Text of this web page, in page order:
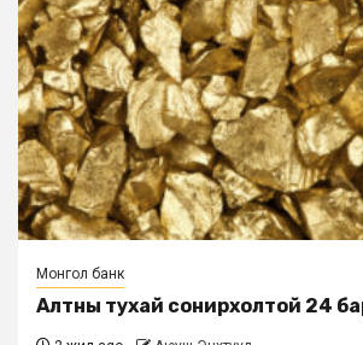
Монгол банк
Алтны тухай сонирхолтой 24